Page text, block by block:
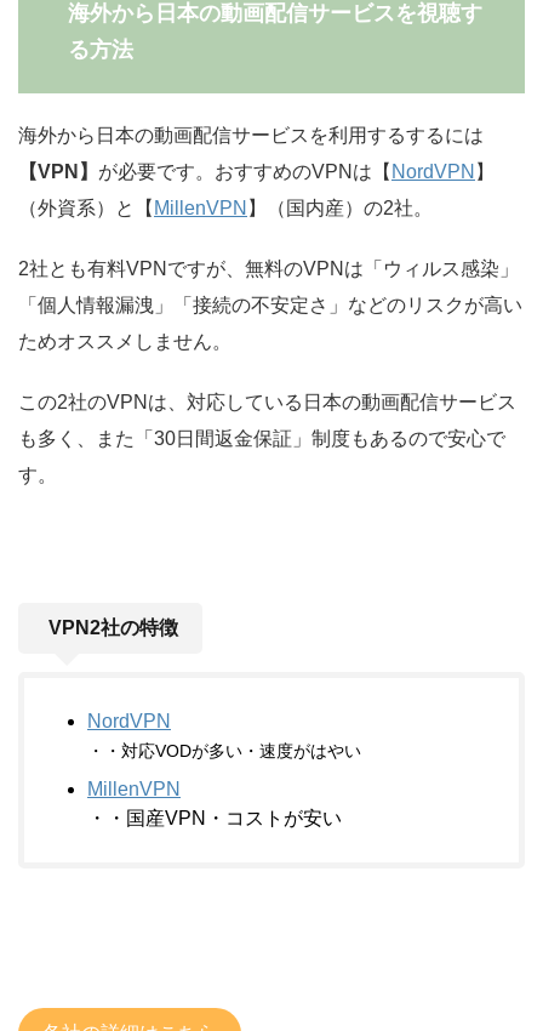
海外から日本の動画配信サービスを視聴す
る方法
海外から日本の動画配信サービスを利用するするには
【VPN】 が必要です。おすすめのVPNは【 NordVPN 】
（外資系）と【 MillenVPN 】（国内産）の2社。
2社とも有料VPNですが、無料のVPNは「ウィルス感染」
「個人情報漏洩」「接続の不安定さ」などのリスクが高い
ためオススメしません。
この2社のVPNは、対応している日本の動画配信サービス
も多く、また「30日間返金保証」制度もあるので安心で
す。
VPN2社の特徴
NordVPN
・・対応VODが多い・速度がはやい
MillenVPN
・・国産VPN・コストが安い